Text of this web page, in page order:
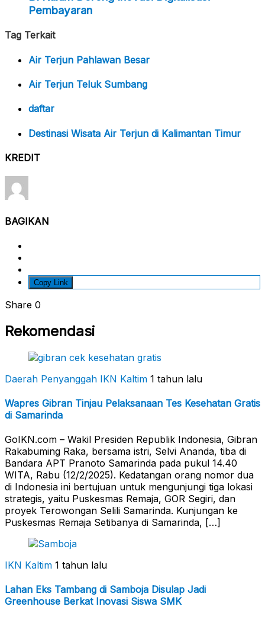
Pembayaran
Tag Terkait
Air Terjun Pahlawan Besar
Air Terjun Teluk Sumbang
daftar
Destinasi Wisata Air Terjun di Kalimantan Timur
KREDIT
BAGIKAN
Copy Link
Share 0
Rekomendasi
Daerah Penyanggah IKN Kaltim 1 tahun lalu
Wapres Gibran Tinjau Pelaksanaan Tes Kesehatan Gratis
di Samarinda
GoIKN.com – Wakil Presiden Republik Indonesia, Gibran
Rakabuming Raka, bersama istri, Selvi Ananda, tiba di
Bandara APT Pranoto Samarinda pada pukul 14.40
WITA, Rabu (12/2/2025). Kedatangan orang nomor dua
di Indonesia ini bertujuan untuk mengunjungi tiga lokasi
strategis, yaitu Puskesmas Remaja, GOR Segiri, dan
proyek Terowongan Selili Samarinda. Kunjungan ke
Puskesmas Remaja Setibanya di Samarinda, […]
IKN Kaltim 1 tahun lalu
Lahan Eks Tambang di Samboja Disulap Jadi
Greenhouse Berkat Inovasi Siswa SMK